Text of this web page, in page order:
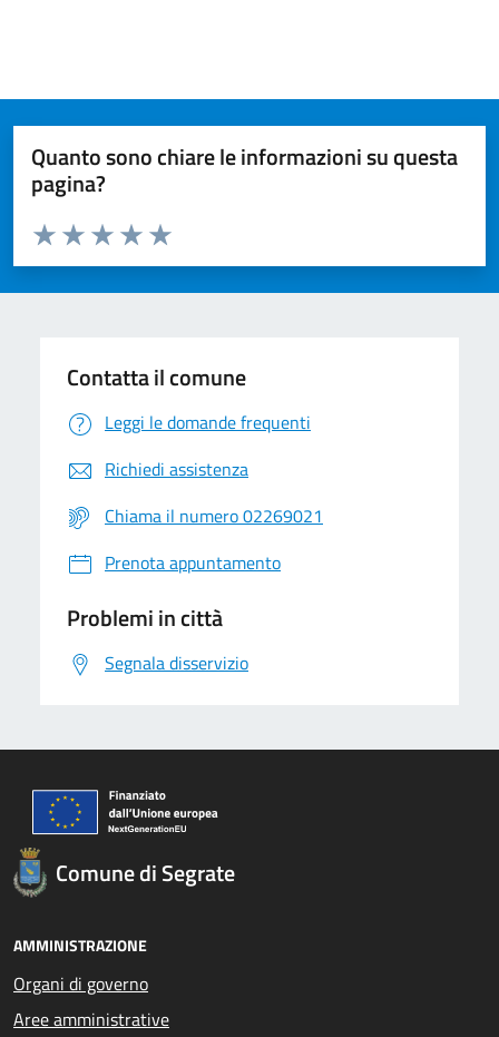
Quanto sono chiare le informazioni su questa
pagina?
Valuta da 1 a 5 stelle la pagina
Valuta 5 stelle su 5
Valuta 4 stelle su 5
Valuta 3 stelle su 5
Valuta 2 stelle su 5
Valuta 1 stelle su 5
Contatta il comune
Leggi le domande frequenti
Richiedi assistenza
Chiama il numero 02269021
Prenota appuntamento
Problemi in città
Segnala disservizio
Comune di Segrate
AMMINISTRAZIONE
Organi di governo
Aree amministrative